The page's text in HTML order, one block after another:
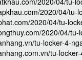
2020/04/tu-
2020/04/tu-
2020/04/
tu-locker-4-
tu-